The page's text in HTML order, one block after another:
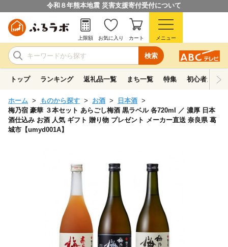
令和８年熊本地震 災害支援寄付受付について
検索
上限額 お気に入り カート メニュー
トップ ランキング 返礼品一覧 まち一覧 特集 初心者ガイド
ホーム ものから探す お酒
日本酒
梅乃宿 豪華 ３本セット あらごし梅酒 黒ラベル 各720ml ／ 濃厚 日本
酒仕込み お酒 人気 ギフト 贈り物 プレゼント メーカー直送 奈良県 葛
城市【umyd001A】